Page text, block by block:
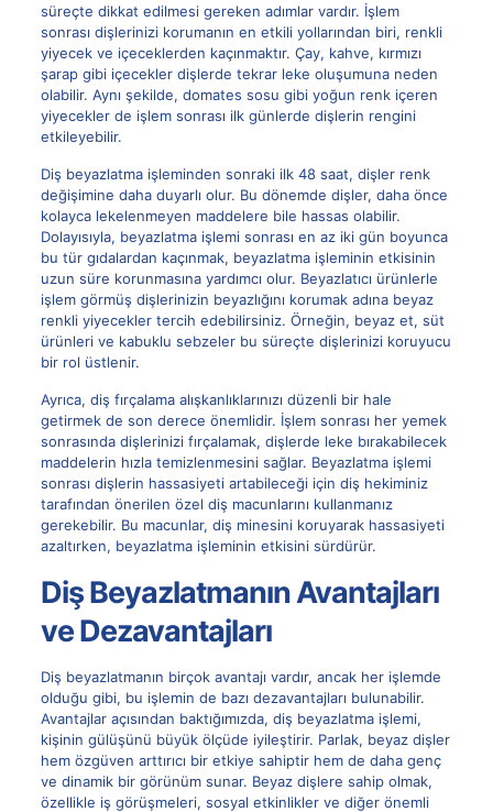
süreçte dikkat edilmesi gereken adımlar vardır. İşlem
sonrası dişlerinizi korumanın en etkili yollarından biri, renkli
yiyecek ve içeceklerden kaçınmaktır. Çay, kahve, kırmızı
şarap gibi içecekler dişlerde tekrar leke oluşumuna neden
olabilir. Aynı şekilde, domates sosu gibi yoğun renk içeren
yiyecekler de işlem sonrası ilk günlerde dişlerin rengini
etkileyebilir.
Diş beyazlatma işleminden sonraki ilk 48 saat, dişler renk
değişimine daha duyarlı olur. Bu dönemde dişler, daha önce
kolayca lekelenmeyen maddelere bile hassas olabilir.
Dolayısıyla, beyazlatma işlemi sonrası en az iki gün boyunca
bu tür gıdalardan kaçınmak, beyazlatma işleminin etkisinin
uzun süre korunmasına yardımcı olur. Beyazlatıcı ürünlerle
işlem görmüş dişlerinizin beyazlığını korumak adına beyaz
renkli yiyecekler tercih edebilirsiniz. Örneğin, beyaz et, süt
ürünleri ve kabuklu sebzeler bu süreçte dişlerinizi koruyucu
bir rol üstlenir.
Ayrıca, diş fırçalama alışkanlıklarınızı düzenli bir hale
getirmek de son derece önemlidir. İşlem sonrası her yemek
sonrasında dişlerinizi fırçalamak, dişlerde leke bırakabilecek
maddelerin hızla temizlenmesini sağlar. Beyazlatma işlemi
sonrası dişlerin hassasiyeti artabileceği için diş hekiminiz
tarafından önerilen özel diş macunlarını kullanmanız
gerekebilir. Bu macunlar, diş minesini koruyarak hassasiyeti
azaltırken, beyazlatma işleminin etkisini sürdürür.
Diş Beyazlatmanın Avantajları
ve Dezavantajları
Diş beyazlatmanın birçok avantajı vardır, ancak her işlemde
olduğu gibi, bu işlemin de bazı dezavantajları bulunabilir.
Avantajlar açısından baktığımızda, diş beyazlatma işlemi,
kişinin gülüşünü büyük ölçüde iyileştirir. Parlak, beyaz dişler
hem özgüven arttırıcı bir etkiye sahiptir hem de daha genç
ve dinamik bir görünüm sunar. Beyaz dişlere sahip olmak,
özellikle iş görüşmeleri, sosyal etkinlikler ve diğer önemli